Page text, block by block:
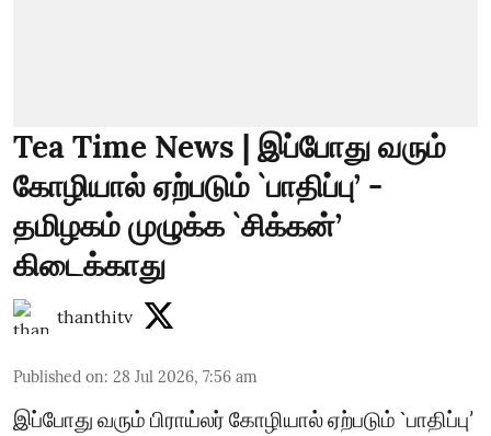
Tea Time News | இப்போது வரும்
கோழியால் ஏற்படும் `பாதிப்பு’ -
தமிழகம் முழுக்க `சிக்கன்’
கிடைக்காது
thanthitv
Published on: 28 Jul 2026, 7:56 am
இப்போது வரும் பிராய்லர் கோழியால் ஏற்படும் `பாதிப்பு’